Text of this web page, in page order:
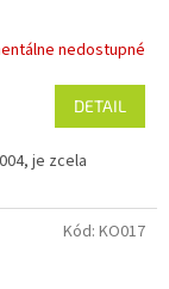
nedostupné
DETAIL
je zcela
Kód: KO017